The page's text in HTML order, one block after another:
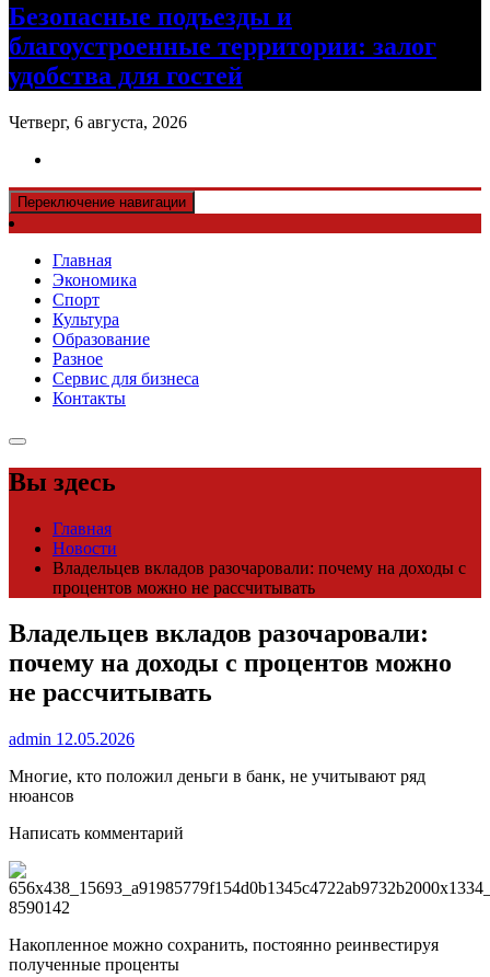
Безопасные подъезды и
благоустроенные территории: залог
удобства для гостей
Четверг, 6 августа, 2026
Переключение навигации
Главная
Экономика
Спорт
Культура
Образование
Разное
Сервис для бизнеса
Контакты
Вы здесь
Главная
Новости
Владельцев вкладов разочаровали: почему на доходы с
процентов можно не рассчитывать
Владельцев вкладов разочаровали:
почему на доходы с процентов можно
не рассчитывать
admin 12.05.2026
Многие, кто положил деньги в банк, не учитывают ряд
нюансов
Написать комментарий
Накопленное можно сохранить, постоянно реинвестируя
полученные проценты